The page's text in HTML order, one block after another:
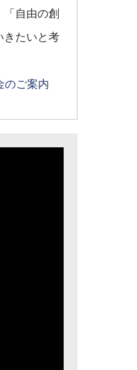
「自由の創
きたいと考
のご案内